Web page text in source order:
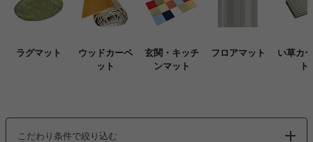
ラグマット
ウッドカーペ
ット
玄関・キッチ
ンマット
フロアマット
い草カ
ト
こだわり条件で絞り込む